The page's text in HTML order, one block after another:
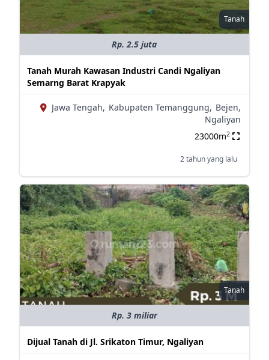
Tanah
Rp. 2.5 juta
Tanah Murah Kawasan Industri Candi Ngaliyan
Semarng Barat Krapyak
Jawa Tengah, Kabupaten Temanggung, Bejen,
Ngaliyan
23000m2
2 tahun yang lalu
Tanah
Rp. 3 miliar
Dijual Tanah di Jl. Srikaton Timur, Ngaliyan